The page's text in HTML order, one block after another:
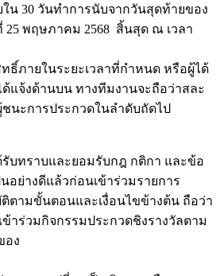
น 30 วันทำการนับจากวันสุดท้ายของ
พฤษภาคม 2568 สิ้นสุด ณ เวลา
ภายในระยะเวลาที่กำหนด หรือผู้ได้
แจ้งด้านบน ทางทีมงานจะถือว่าสละ
นะการประกวดในลำดับถัดไป
บทราบและยอมรับกฎ กติกา และข้อ
อย่างดีแล้วก่อนเข้าร่วมรายการ
ามขั้นตอนและเงื่อนไขข้างต้น ถือว่า
าร่วมกิจกรรมประกวดชิงรางวัลตาม
อง